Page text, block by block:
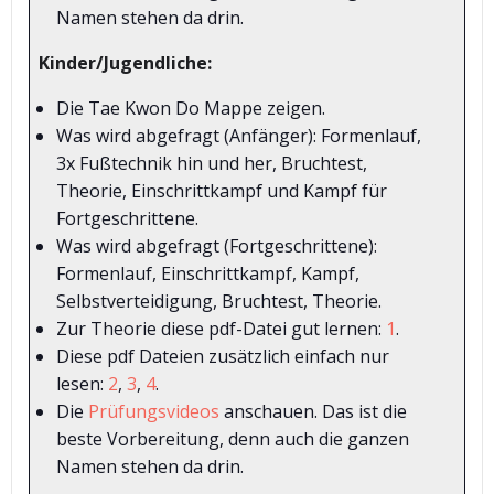
Namen stehen da drin.
Kinder/Jugendliche:
Die Tae Kwon Do Mappe zeigen.
Was wird abgefragt (Anfänger): Formenlauf,
3x Fußtechnik hin und her, Bruchtest,
Theorie, Einschrittkampf und Kampf für
Fortgeschrittene.
Was wird abgefragt (Fortgeschrittene):
Formenlauf, Einschrittkampf, Kampf,
Selbstverteidigung, Bruchtest, Theorie.
Zur Theorie diese pdf-Datei gut lernen: 1.
Diese pdf Dateien zusätzlich einfach nur
lesen: 2, 3, 4.
Die Prüfungsvideos anschauen. Das ist die
beste Vorbereitung, denn auch die ganzen
Namen stehen da drin.